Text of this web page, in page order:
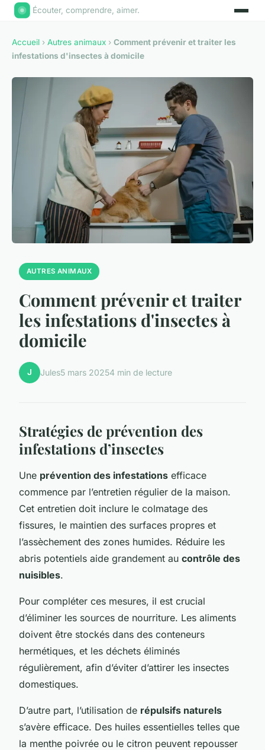
Écouter, comprendre, aimer.
Accueil › Autres animaux › Comment prévenir et traiter les
infestations d'insectes à domicile
AUTRES ANIMAUX
Comment prévenir et traiter
les infestations d'insectes à
domicile
J Jules5 mars 20254 min de lecture
Stratégies de prévention des
infestations d’insectes
Une prévention des infestations efficace
commence par l’entretien régulier de la maison.
Cet entretien doit inclure le colmatage des
fissures, le maintien des surfaces propres et
l’assèchement des zones humides. Réduire les
abris potentiels aide grandement au contrôle des
nuisibles.
Pour compléter ces mesures, il est crucial
d’éliminer les sources de nourriture. Les aliments
doivent être stockés dans des conteneurs
hermétiques, et les déchets éliminés
régulièrement, afin d’éviter d’attirer les insectes
domestiques.
D’autre part, l’utilisation de répulsifs naturels
s’avère efficace. Des huiles essentielles telles que
la menthe poivrée ou le citron peuvent repousser